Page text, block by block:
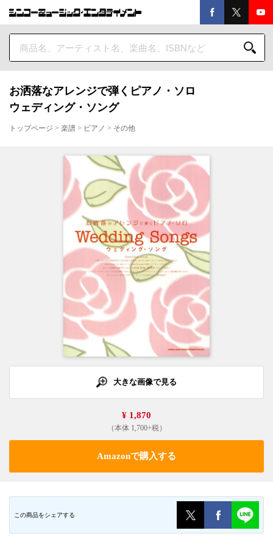
お洒落なアレンジで弾くピアノ・ソロ
ウェディング・ソング
トップページ > 楽譜 > ピアノ > その他
大きな画像で見る
¥ 1,870
（本体 1,700+税）
Amazonで購入する
この商品をシェアする